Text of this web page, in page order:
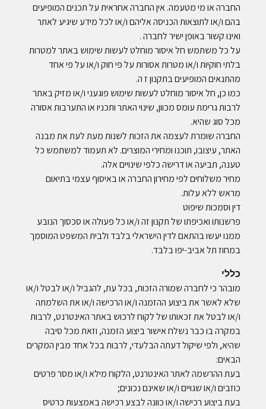
החברה או מי מטעמה. אין החברה אחראית על תכנים המופיעים
בהם ו/או לתוצאות הכניסה אליהם ו/או לכל מידע שיגיע לאתר
ואינו קשור באופן ישיר לחברה .
על כל משתמש חל איסור מוחלט לעשות שימוש באתר למטרות
בלתי חוקיות ו/או מטרות אסורות על פי חוק ו/או על פי אחד
מהתנאים המופיעים בתקנון ז ה.
כמו כן, חל איסור מוחלט לעשות שימוש פוגעני ו/או מזיק באתר
לרבות גרימת עומס מכוון, שינוי האתר ותכניו או התערבות אסורה
מכל סוג שהיא.
החברה שומרת לעצמה את הזכות לשנות מעת לעת את מבנה
האתר, עיצובו, תוכנו ומחירי המוצרים. לא תעמוד למשתמש כל
טענה, תביעה או דרישה כלפי שינויים אלה.
מחיר משלוחים לפי מחירון החברה או באיסוף עצמי בתיאום
מראש ללא עלות.
דין וסמכות שיפוט
פרשנותו ואכיפתו של תקנון זה ו/או כל פעולה או סכסוך הנובע
ממנו יעשו בהתאם לדין הישראלי בלבד ולבית המשפט המוסמך
במחוז תל אביב-יפו בלבד.
כללי
מובהר כי לחברה שמורה הזכות, בכל עת, להגביל ו/או לבטל ו/או
שלא לאשר את ביצוע ההזמנה ו/או הרכישה ו/או את השלמתה
ו/או לבטל את זכאותו של לקוח לרכוש באתר האינטרנט, לרבות
במקרה בו כבר נשלח אישור ביצוע הזמנה, וזאת מכל סיבה
שהיא, ולפי שיקול דעתה הבלעדי, לרבות בכל אחד מבין המקרים
הבאים:
בעת ההרשמה לאתר האינטרנט, הלקוח מילא ו/או מסר פרטים
כוזבים ו/או שגויים ו/או שאינם נכונים;
בעת ביצוע רכישה ו/או כוונה לבצע רכישה באמצעות כרטיס